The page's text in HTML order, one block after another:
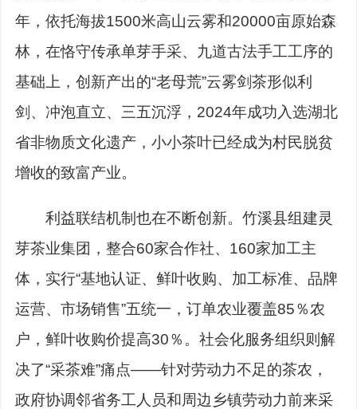
年，依托海拔1500米高山云雾和20000亩原始森
林，在恪守传承单芽手采、九道古法手工工序的
基础上，创新产出的“老母荒”云雾剑茶形似利
剑、冲泡直立、三五沉浮，2024年成功入选湖北
省非物质文化遗产，小小茶叶已经成为村民脱贫
增收的致富产业。
利益联结机制也在不断创新。竹溪县组建灵
芽茶业集团，整合60家合作社、160家加工主
体，实行“基地认证、鲜叶收购、加工标准、品牌
运营、市场销售”五统一，订单农业覆盖85％农
户，鲜叶收购价提高30％。社会化服务组织则解
决了“采茶难”痛点——针对劳动力不足的茶农，
政府协调邻省务工人员和周边乡镇劳动力前来采